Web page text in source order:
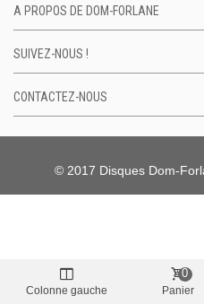
A PROPOS DE DOM-FORLANE
SUIVEZ-NOUS !
CONTACTEZ-NOUS
© 2017 Disques Dom-
Colonne gauche Panier
0